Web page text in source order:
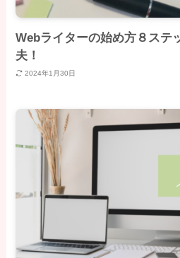
Webライターの始め方８ステ
夫！
2024年1月30日